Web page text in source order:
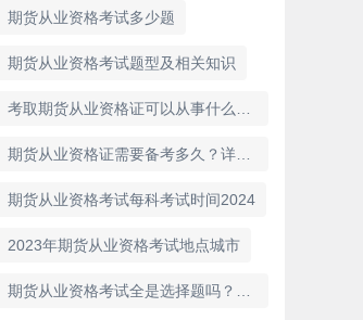
期货从业资格考试多少题
期货从业资格考试题型及相关知识
期货从业资格考试每科考试时间2024
2023年期货从业资格考试地点城市